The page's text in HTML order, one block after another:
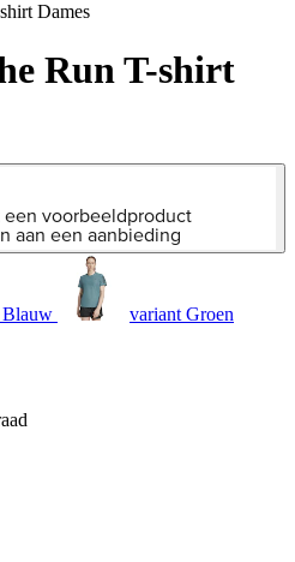
Dames
Run T-shirt
voorbeeldproduct
aan een aanbieding
Blauw variant Groen